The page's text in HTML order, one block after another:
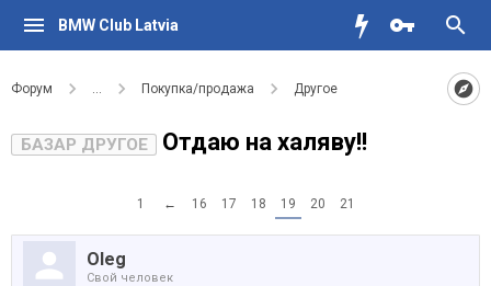
BMW Club Latvia
Форум ... Покупка/продажа Другое
БАЗАР ДРУГОЕ Отдаю на халяву!!
1 ← 16 17 18 19 20 21
Oleg
Свой человек